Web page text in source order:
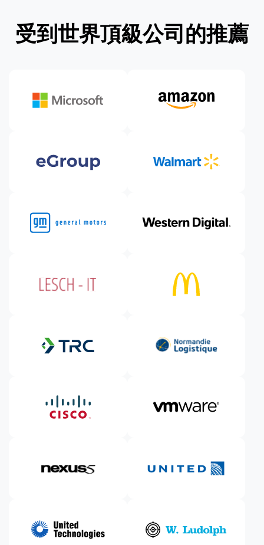
受到世界頂級公司的推薦